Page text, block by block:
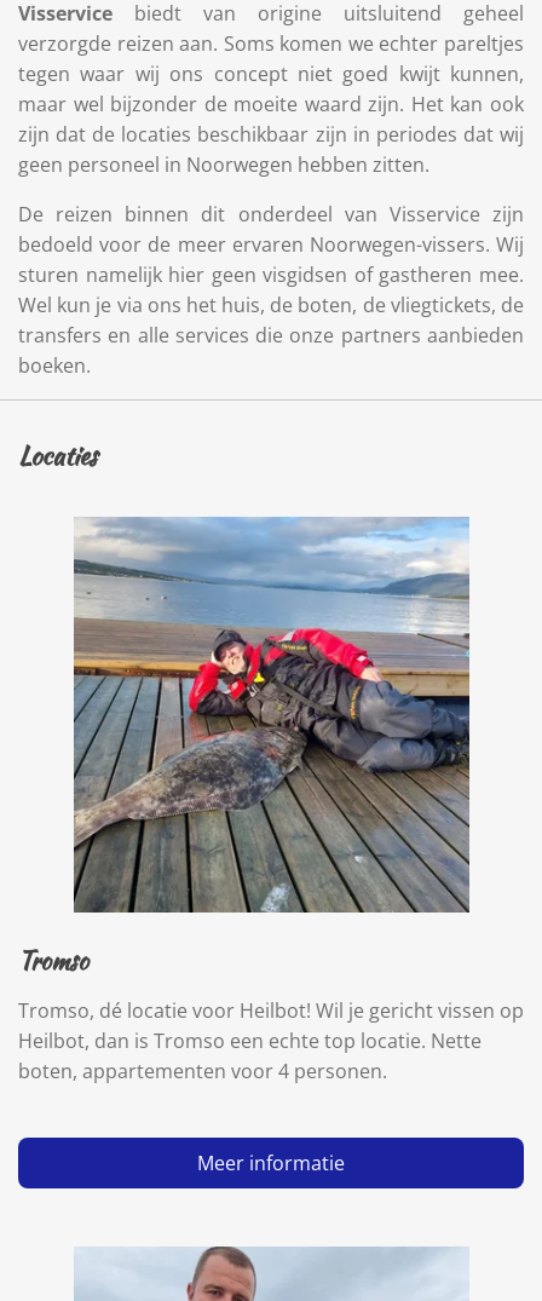
Visservice biedt van origine uitsluitend geheel
verzorgde reizen aan. Soms komen we echter pareltjes
tegen waar wij ons concept niet goed kwijt kunnen,
maar wel bijzonder de moeite waard zijn. Het kan ook
zijn dat de locaties beschikbaar zijn in periodes dat wij
geen personeel in Noorwegen hebben zitten.
De reizen binnen dit onderdeel van Visservice zijn
bedoeld voor de meer ervaren Noorwegen-vissers. Wij
sturen namelijk hier geen visgidsen of gastheren mee.
Wel kun je via ons het huis, de boten, de vliegtickets, de
transfers en alle services die onze partners aanbieden
boeken.
Locaties
Tromso
Tromso, dé locatie voor Heilbot! Wil je gericht vissen op
Heilbot, dan is Tromso een echte top locatie. Nette
boten, appartementen voor 4 personen.
Meer informatie